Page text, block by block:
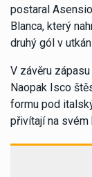
postaral
Blanca, který
druhý gól v
V závěru
Naopak Isco
formu pod
přivítají na svém